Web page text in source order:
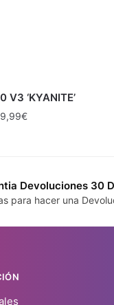
V3 ‘KYANITE’
€
Devoluciones 30
para hacer una